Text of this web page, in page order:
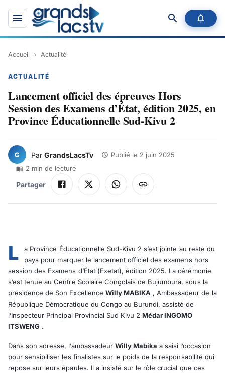
Accueil Actualité
ACTUALITÉ
Lancement officiel des épreuves Hors
Session des Examens d’État, édition 2025, en
Province Éducationnelle Sud-Kivu 2
G Par GrandsLacsTv Publié le 2 juin 2025
2 min de lecture
Partager
L
a Province Éducationnelle Sud-Kivu 2 s’est jointe au reste du
pays pour marquer le lancement officiel des examens hors
session des Examens d’État (Exetat), édition 2025. La cérémonie
s’est tenue au Centre Scolaire Congolais de Bujumbura, sous la
présidence de Son Excellence Willy MABIKA , Ambassadeur de la
République Démocratique du Congo au Burundi, assisté de
l’Inspecteur Principal Provincial Sud Kivu 2Médar INGOMO
ITSWENG .
Dans son adresse, l’ambassadeur Willy Mabika a saisi l’occasion
pour sensibiliser les finalistes sur le poids de la responsabilité qui
repose sur leurs épaules. Il a insisté sur le rôle crucial que ces